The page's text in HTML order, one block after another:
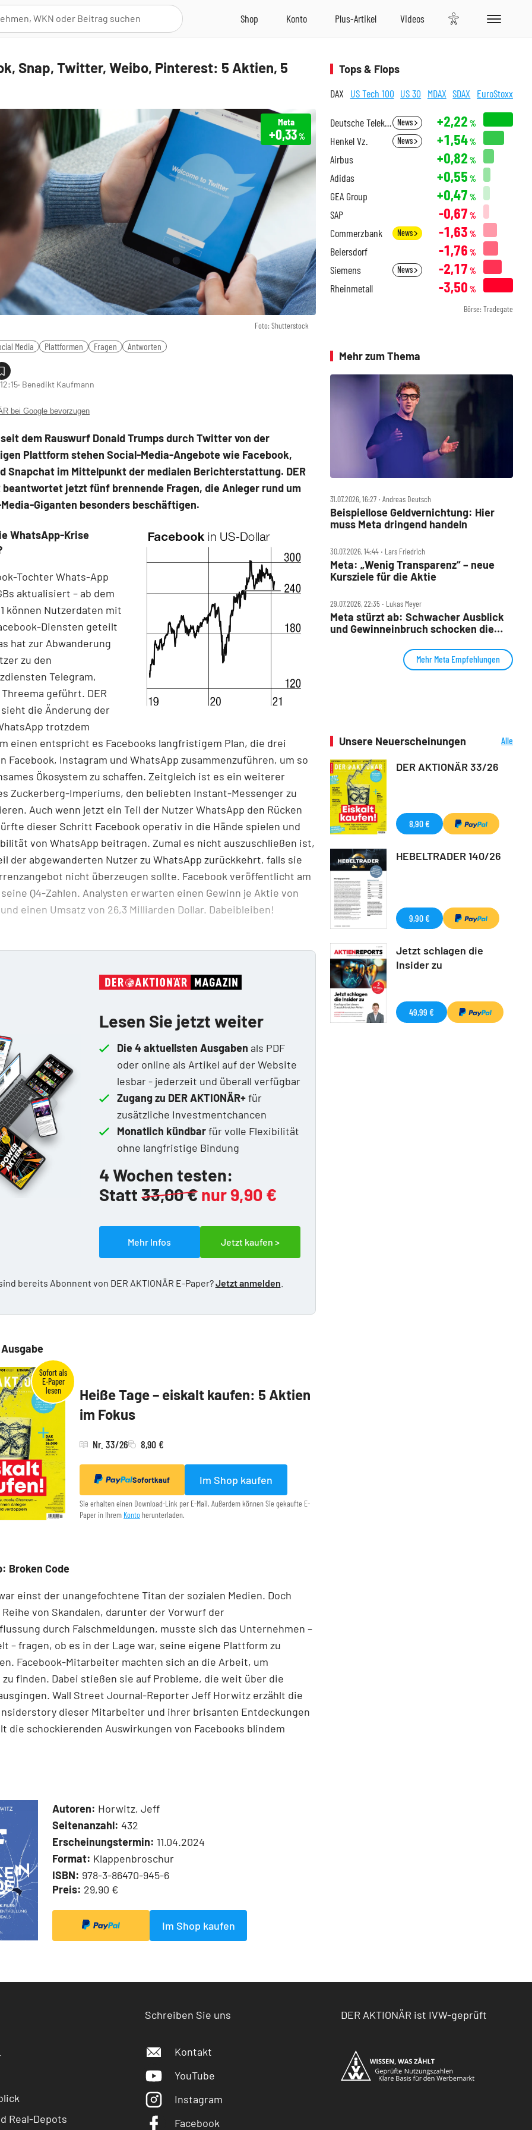
Snap, Twitter, Weibo, Pinterest: 5 Aktien, 5
Foto: Shutterstock
Meta
+0,33%
Media Plattformen Fragen Antworten
‧ Benedikt Kaufmann
bei Google bevorzugen
dem Rauswurf Donald Trumps durch Twitter von der
Plattform stehen Social-Media-Angebote wie Facebook,
Snapchat im Mittelpunkt der medialen Berichterstattung. DER
beantwortet jetzt fünf brennende Fragen, die Anleger rund um
Giganten besonders beschäftigen.
WhatsApp-­Krise
Tochter Whats-App
aktualisiert – ab dem
können Nutzerdaten mit
Diensten geteilt
hat zur Abwanderung
zu den
Telegram,
geführt. DER
sieht die Änderung der
trotzdem
einen entspricht es Facebooks langfristigem Plan, die drei
Facebook, Instagram und WhatsApp zusammenzuführen, um so
Ökosystem zu schaffen. Zeitgleich ist es ein weiterer
Zuckerberg-Imperiums, den beliebten Instant-Messenger zu
Auch wenn jetzt ein Teil der Nutzer WhatsApp den Rücken
dieser Schritt Facebook operativ in die Hände spielen und
von WhatsApp beitragen. ­Zumal es nicht auszuschließen ist,
der abgewanderten Nutzer zu WhatsApp zurückkehrt, falls sie
nicht überzeugen sollte. Facebook veröffentlicht am
Q4-Zahlen. Analysten erwarten einen Gewinn je Aktie von
einen Umsatz von 26,3 Milliarden ­Dollar. Dabeibleiben!
Lesen Sie jetzt weiter
Die 4 aktuellsten Ausgaben als PDF
oder online als Artikel auf der Website
lesbar - jederzeit und überall verfügbar
Zugang zu DER AKTIONÄR+für
zusätzliche Investmentchancen
Monatlich kündbarfür volle Flexibilität
ohne langfristige Bindung
4 Wochen testen:
Statt 33,00 € nur 9,90 €
Mehr Infos Jetzt kaufen >
bereits Abonnent von DER AKTIONÄR E-Paper?Jetzt anmelden
Heiße Tage – eiskalt kaufen: 5 Aktien
im Fokus
Nr. 33/26 8,90 €
Sofortkauf Im Shop kaufen
Sie erhalten einen Download-Link per E-Mail. Außerdem können Sie gekaufte E-
Paper in Ihrem Konto herunterladen.
Broken Code
einst der unangefochtene Titan der sozialen Medien. Doch
von Skandalen, darunter der Vorwurf der
durch Falschmeldungen, musste sich das Unternehmen –
– fragen, ob es in der Lage war, seine eigene Plattform zu
Facebook-Mitarbeiter machten sich an die Arbeit, um
finden. Dabei stießen sie auf Probleme, die weit über die
Wall Street Journal-­Reporter Jeff Horwitz erzählt die
dieser Mitarbeiter und ihrer brisanten Entdeckungen
die schockierenden Auswirkungen von Facebooks blindem
Autoren: Horwitz, Jeff
Seitenanzahl: 432
Erscheinungstermin: 11.04.2024
Format: Klappenbroschur
ISBN: 978-3-86470-945-6
Preis: 29,90 €
Im Shop kaufen
Tops & Flops
DAX US Tech 100 US 30 MDAX SDAX EuroStoxx
Deutsche Telekom News +2,22 %
Henkel Vz. News +1,54%
Airbus +0,82 %
Adidas +0,55 %
GEA Group +0,47 %
SAP -0,67 %
Commerzbank News -1,63 %
Beiersdorf -1,76 %
Siemens News -2,17 %
Rheinmetall -3,50 %
Börse: Tradegate
Mehr zum Thema
31.07.2026, 16:27 ‧ Andreas Deutsch
Beispiellose Geldvernichtung: Hier
muss Meta dringend handeln
30.07.2026, 14:44 ‧ Lars Friedrich
Meta: „Wenig Transparenz“ – neue
Kursziele für die Aktie
29.07.2026, 22:35 ‧ Lukas Meyer
Meta stürzt ab: Schwacher Ausblick
und Gewinneinbruch schocken die
Mehr Meta Empfehlungen
Unsere Neuerscheinungen
Alle
DER AKTIONÄR 33/26
8,90 €
HEBELTRADER 140/26
9,90 €
Jetzt schlagen die
Insider zu
49,99 €
Real-Depots
Schreiben Sie uns
Kontakt
YouTube
Instagram
Facebook
DER AKTIONÄR ist IVW-geprüft